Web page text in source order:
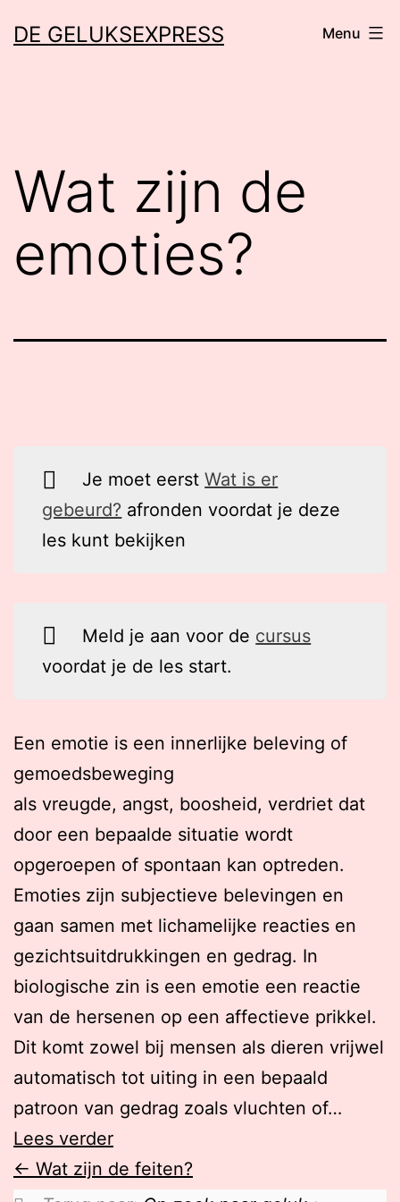
naar
DE GELUKSEXPRESS Menu
Wat zijn de
emoties?
Je moet eerstWat is er
gebeurd? afronden voordat je deze
les kunt bekijken
Meld je aan voor de cursus
voordat je de les start.
Een emotie is een innerlijke beleving of
gemoedsbeweging
als vreugde, angst, boosheid, verdriet dat
door een bepaalde situatie wordt
opgeroepen of spontaan kan optreden.
Emoties zijn subjectieve belevingen en
gaan samen met lichamelijke reacties en
gezichtsuitdrukkingen en gedrag. In
biologische zin is een emotie een reactie
van de hersenen op een affectieve prikkel.
Dit komt zowel bij mensen als dieren vrijwel
automatisch tot uiting in een bepaald
patroon van gedrag zoals vluchten of…
Lees verder
Wat zijn de feiten?